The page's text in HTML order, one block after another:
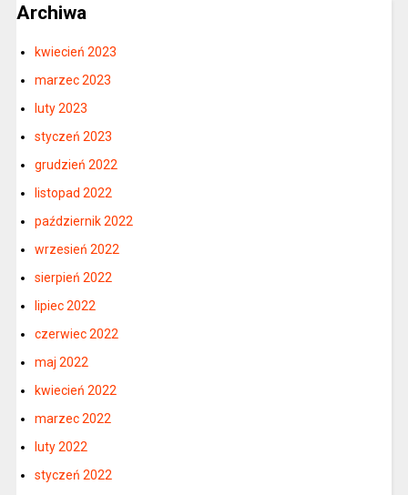
Archiwa
kwiecień 2023
marzec 2023
luty 2023
styczeń 2023
grudzień 2022
listopad 2022
październik 2022
wrzesień 2022
sierpień 2022
lipiec 2022
czerwiec 2022
maj 2022
kwiecień 2022
marzec 2022
luty 2022
styczeń 2022